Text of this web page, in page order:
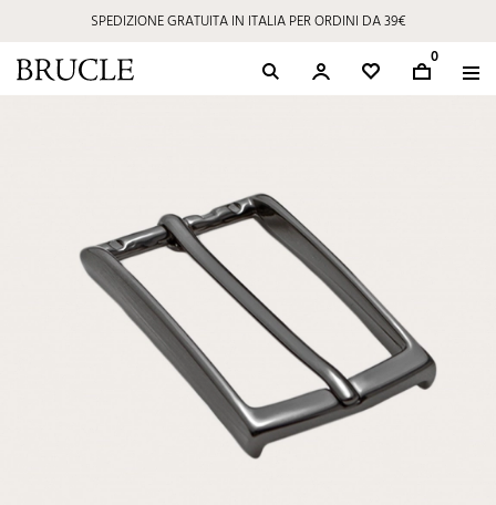
SPEDIZIONE GRATUITA IN ITALIA PER ORDINI DA 39€
0